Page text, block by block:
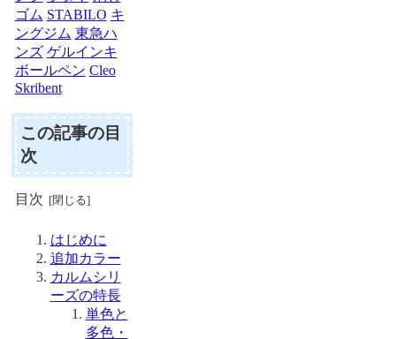
ゴム STABILO キ
ングジム 東急ハ
ンズ ゲルインキ
ボールペン Cleo
Skribent
この記事の目
次
目次
はじめに
追加カラー
カルムシリ
ーズの特長
単色と
多色・